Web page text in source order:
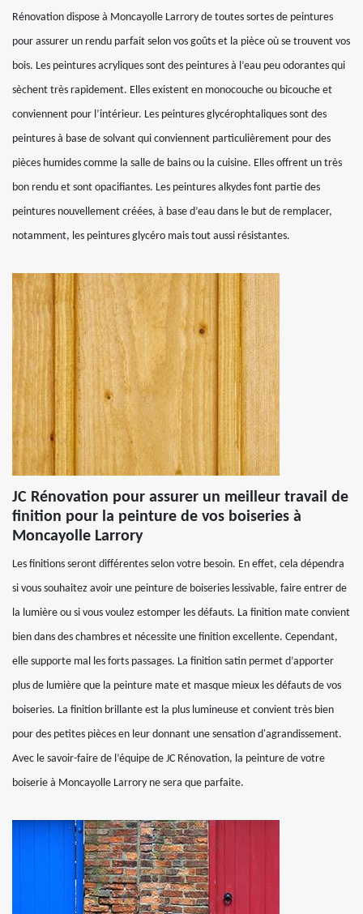
Rénovation dispose à Moncayolle Larrory de toutes sortes de peintures
pour assurer un rendu parfait selon vos goûts et la pièce où se trouvent vos
bois. Les peintures acryliques sont des peintures à l’eau peu odorantes qui
sèchent très rapidement. Elles existent en monocouche ou bicouche et
conviennent pour l’intérieur. Les peintures glycérophtaliques sont des
peintures à base de solvant qui conviennent particulièrement pour des
pièces humides comme la salle de bains ou la cuisine. Elles offrent un très
bon rendu et sont opacifiantes. Les peintures alkydes font partie des
peintures nouvellement créées, à base d’eau dans le but de remplacer,
notamment, les peintures glycéro mais tout aussi résistantes.
JC Rénovation pour assurer un meilleur travail de
finition pour la peinture de vos boiseries à
Moncayolle Larrory
Les finitions seront différentes selon votre besoin. En effet, cela dépendra
si vous souhaitez avoir une peinture de boiseries lessivable, faire entrer de
la lumière ou si vous voulez estomper les défauts. La finition mate convient
bien dans des chambres et nécessite une finition excellente. Cependant,
elle supporte mal les forts passages. La finition satin permet d’apporter
plus de lumière que la peinture mate et masque mieux les défauts de vos
boiseries. La finition brillante est la plus lumineuse et convient très bien
pour des petites pièces en leur donnant une sensation d'agrandissement.
Avec le savoir-faire de l’équipe de JC Rénovation, la peinture de votre
boiserie à Moncayolle Larrory ne sera que parfaite.